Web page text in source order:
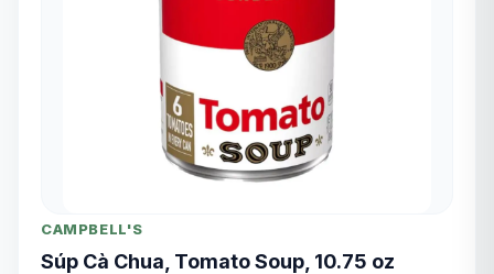
CAMPBELL'S
Súp Cà Chua, Tomato Soup, 10.75 oz